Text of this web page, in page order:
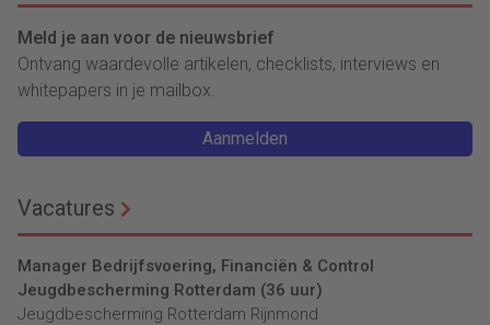
Meld je aan voor de nieuwsbrief
Ontvang waardevolle artikelen, checklists, interviews en
whitepapers in je mailbox.
Aanmelden
Vacatures
Manager Bedrijfsvoering, Financiën & Control
Jeugdbescherming Rotterdam (36 uur)
Jeugdbescherming Rotterdam Rijnmond